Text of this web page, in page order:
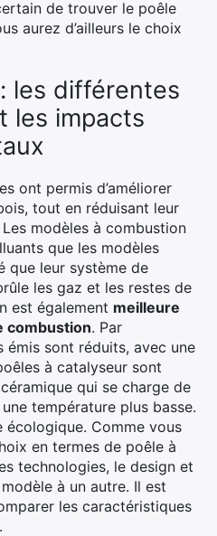
de trouver le poêle
aurez d’ailleurs le choix
les différentes
les impacts
ont permis d’améliorer
tout en réduisant leur
modèles à combustion
que les modèles
que leur système de
les gaz et les restes de
est également meilleure
combustion. Par
émis sont réduits, avec une
à catalyseur sont
qui se charge de
température plus basse.
écologique. Comme vous
en termes de poêle à
technologies, le design et
à un autre. Il est
les caractéristiques